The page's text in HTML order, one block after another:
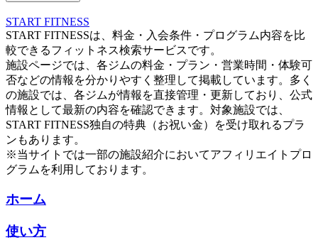
START FITNESS
START FITNESSは、料金・入会条件・プログラム内容を比
較できるフィットネス検索サービスです。
施設ページでは、各ジムの料金・プラン・営業時間・体験可
否などの情報を分かりやすく整理して掲載しています。多く
の施設では、各ジムが情報を直接管理・更新しており、公式
情報として最新の内容を確認できます。対象施設では、
START FITNESS独自の特典（お祝い金）を受け取れるプラ
ンもあります。
※当サイトでは一部の施設紹介においてアフィリエイトプロ
グラムを利用しております。
ホーム
使い方